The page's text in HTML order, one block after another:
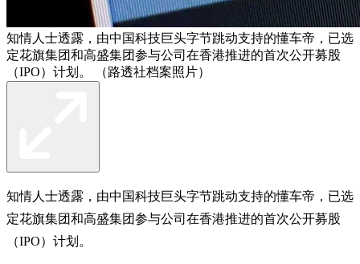
知情人士透露，由中国科技巨头字节跳动支持的懂车帝，已选
定花旗集团和高盛集团参与公司在香港推进的首次公开募股
（IPO）计划。 （路透社档案照片）
知情人士透露，由中国科技巨头字节跳动支持的懂车帝，已选
定花旗集团和高盛集团参与公司在香港推进的首次公开募股
（IPO）计划。